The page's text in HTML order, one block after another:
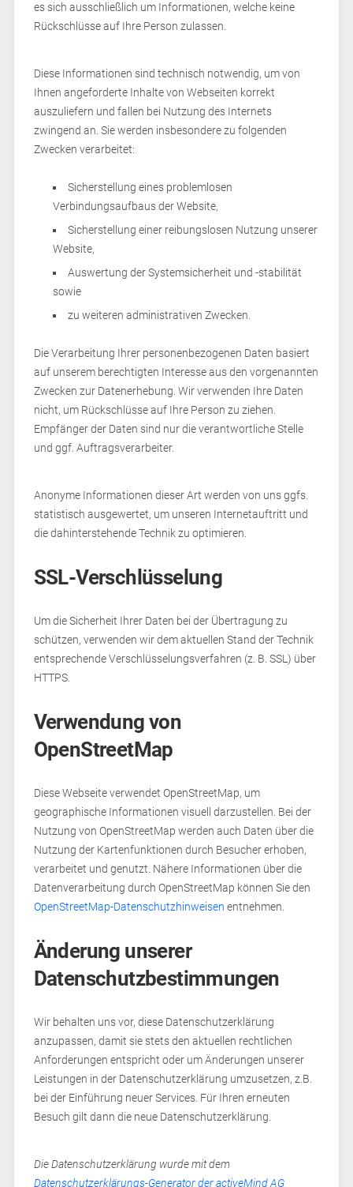
es sich ausschließlich um Informationen, welche keine
Rückschlüsse auf Ihre Person zulassen.
Diese Informationen sind technisch notwendig, um von
Ihnen angeforderte Inhalte von Webseiten korrekt
auszuliefern und fallen bei Nutzung des Internets
zwingend an. Sie werden insbesondere zu folgenden
Zwecken verarbeitet:
Sicherstellung eines problemlosen
Verbindungsaufbaus der Website,
Sicherstellung einer reibungslosen Nutzung unserer
Website,
Auswertung der Systemsicherheit und -stabilität
sowie
zu weiteren administrativen Zwecken.
Die Verarbeitung Ihrer personenbezogenen Daten basiert
auf unserem berechtigten Interesse aus den vorgenannten
Zwecken zur Datenerhebung. Wir verwenden Ihre Daten
nicht, um Rückschlüsse auf Ihre Person zu ziehen.
Empfänger der Daten sind nur die verantwortliche Stelle
und ggf. Auftragsverarbeiter.
Anonyme Informationen dieser Art werden von uns ggfs.
statistisch ausgewertet, um unseren Internetauftritt und
die dahinterstehende Technik zu optimieren.
SSL-Verschlüsselung
Um die Sicherheit Ihrer Daten bei der Übertragung zu
schützen, verwenden wir dem aktuellen Stand der Technik
entsprechende Verschlüsselungsverfahren (z. B. SSL) über
HTTPS.
Verwendung von
OpenStreetMap
Diese Webseite verwendet OpenStreetMap, um
geographische Informationen visuell darzustellen. Bei der
Nutzung von OpenStreetMap werden auch Daten über die
Nutzung der Kartenfunktionen durch Besucher erhoben,
verarbeitet und genutzt. Nähere Informationen über die
Datenverarbeitung durch OpenStreetMap können Sie den
OpenStreetMap-Datenschutzhinweisen entnehmen.
Änderung unserer
Datenschutzbestimmungen
Wir behalten uns vor, diese Datenschutzerklärung
anzupassen, damit sie stets den aktuellen rechtlichen
Anforderungen entspricht oder um Änderungen unserer
Leistungen in der Datenschutzerklärung umzusetzen, z.B.
bei der Einführung neuer Services. Für Ihren erneuten
Besuch gilt dann die neue Datenschutzerklärung.
Die Datenschutzerklärung wurde mit dem
Datenschutzerklärungs-Generator der activeMind AG